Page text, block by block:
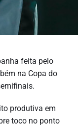
feita pelo
na Copa do
produtiva em
toco no ponto